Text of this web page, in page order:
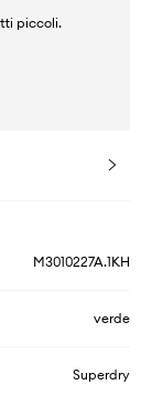
piccoli.
M3010227A.1KH
verde
Superdry